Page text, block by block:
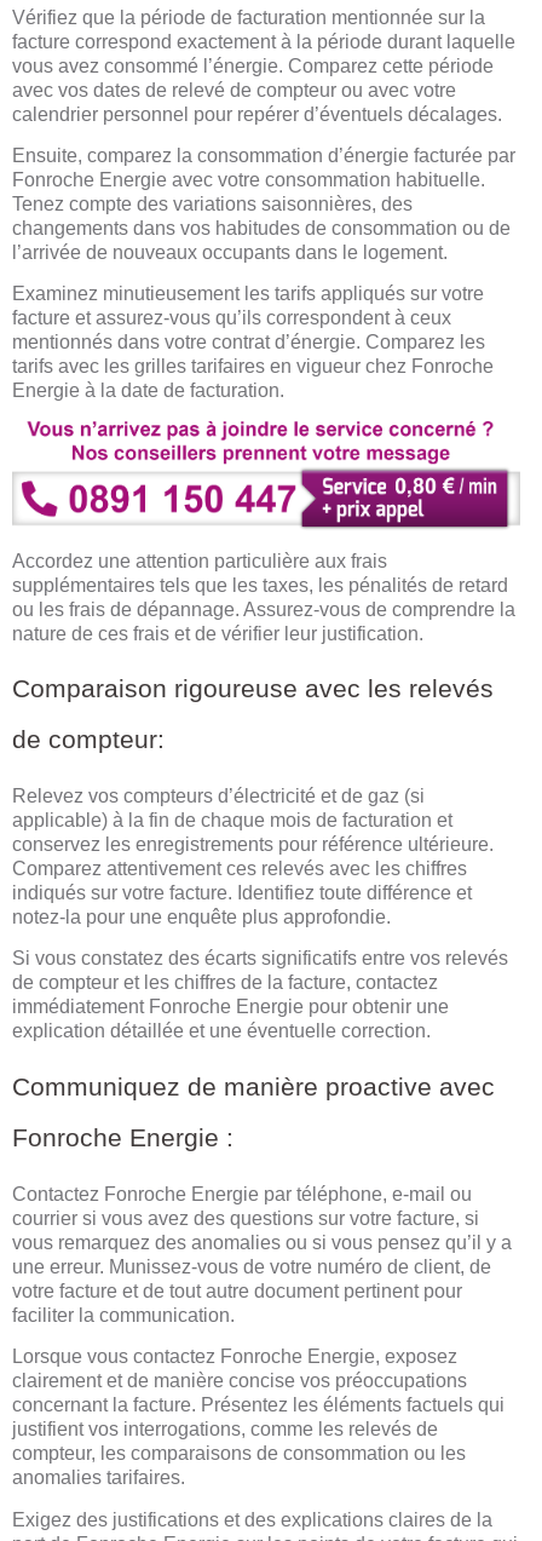
Vérifiez que la période de facturation mentionnée sur la
facture correspond exactement à la période durant laquelle
vous avez consommé l’énergie. Comparez cette période
avec vos dates de relevé de compteur ou avec votre
calendrier personnel pour repérer d’éventuels décalages.
Ensuite, comparez la consommation d’énergie facturée par
Fonroche Energie avec votre consommation habituelle.
Tenez compte des variations saisonnières, des
changements dans vos habitudes de consommation ou de
l’arrivée de nouveaux occupants dans le logement.
Examinez minutieusement les tarifs appliqués sur votre
facture et assurez-vous qu’ils correspondent à ceux
mentionnés dans votre contrat d’énergie. Comparez les
tarifs avec les grilles tarifaires en vigueur chez Fonroche
Energie à la date de facturation.
Accordez une attention particulière aux frais
supplémentaires tels que les taxes, les pénalités de retard
ou les frais de dépannage. Assurez-vous de comprendre la
nature de ces frais et de vérifier leur justification.
Comparaison rigoureuse avec les relevés
de compteur:
Relevez vos compteurs d’électricité et de gaz (si
applicable) à la fin de chaque mois de facturation et
conservez les enregistrements pour référence ultérieure.
Comparez attentivement ces relevés avec les chiffres
indiqués sur votre facture. Identifiez toute différence et
notez-la pour une enquête plus approfondie.
Si vous constatez des écarts significatifs entre vos relevés
de compteur et les chiffres de la facture, contactez
immédiatement Fonroche Energie pour obtenir une
explication détaillée et une éventuelle correction.
Communiquez de manière proactive avec
Fonroche Energie :
Contactez Fonroche Energie par téléphone, e-mail ou
courrier si vous avez des questions sur votre facture, si
vous remarquez des anomalies ou si vous pensez qu’il y a
une erreur. Munissez-vous de votre numéro de client, de
votre facture et de tout autre document pertinent pour
faciliter la communication.
Lorsque vous contactez Fonroche Energie, exposez
clairement et de manière concise vos préoccupations
concernant la facture. Présentez les éléments factuels qui
justifient vos interrogations, comme les relevés de
compteur, les comparaisons de consommation ou les
anomalies tarifaires.
Exigez des justifications et des explications claires de la